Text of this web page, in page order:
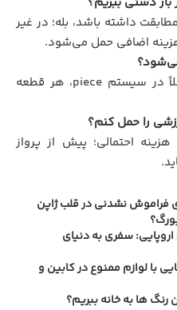
داشته باشد، بله؛ در غیر
اضافی حمل می‌شود.
بسته به مسیر و وزن اضافه؛ مثلاً در سیستم piece، هر قطعه
را حمل کنم؟
احتمالی؛ پیش از پرواز
فراموش‌ نشدنی در قلب ژاپن
سفری به دنیای
با لوازم ممنوع در کابین و
ها به خانه ببریم؟